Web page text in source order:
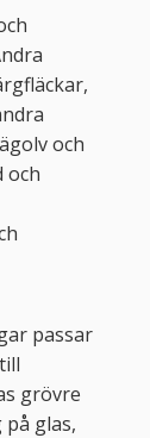
och
och
passar
grövre
glas,